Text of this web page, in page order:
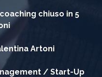
chiuso in 5
Artoni
/ Start-Up